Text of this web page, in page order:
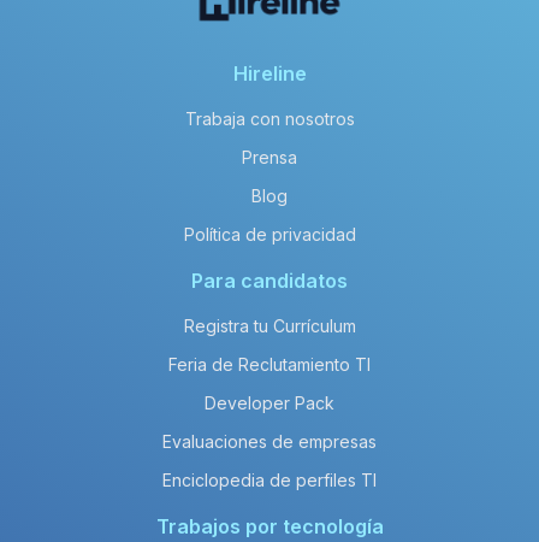
Hireline
Trabaja con nosotros
Prensa
Blog
Política de privacidad
Para candidatos
Registra tu Currículum
Feria de Reclutamiento TI
Developer Pack
Evaluaciones de empresas
Enciclopedia de perfiles TI
Trabajos por tecnología